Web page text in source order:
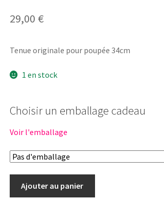
29,00 €
Tenue originale pour poupée 34cm
1 en stock
Choisir un emballage cadeau
Voir l'emballage
Ajouter au panier